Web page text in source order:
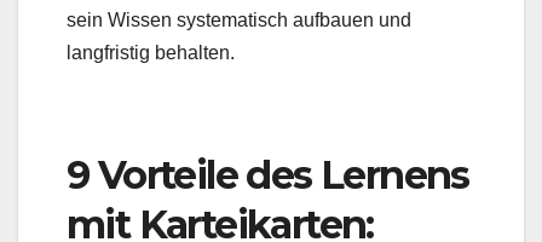
sein Wissen systematisch aufbauen und
langfristig behalten.
9 Vorteile des Lernens
mit Karteikarten: